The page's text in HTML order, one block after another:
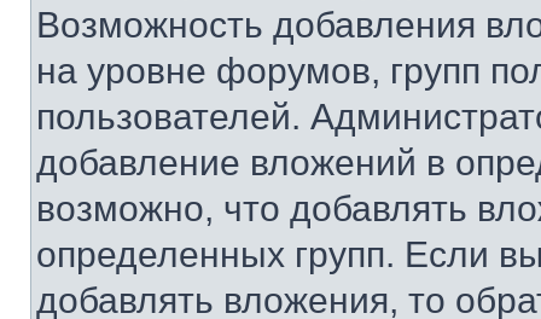
Возможность добавления
на уровне форумов, групп
пользователей.
добавление вложений в
возможно, что добавлять
определенных групп. Если
добавлять вложения, то